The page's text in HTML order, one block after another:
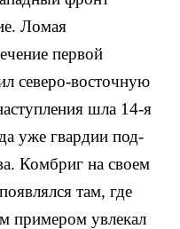
Ломая
первой
северо-во­сточную
шла 14-я
уже гвардии под­
Комбриг на своем
там, где
примером увлекал